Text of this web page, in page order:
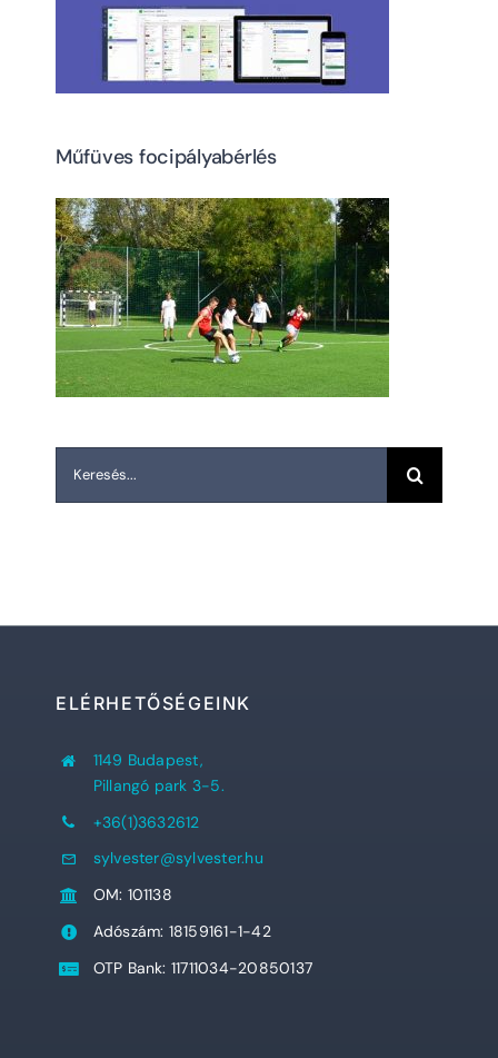
Műfüves focipályabérlés
ELÉRHETŐSÉGEINK
1149 Budapest,
Pillangó park 3-5.
+36(1)3632612
sylvester@sylvester.hu
OM: 101138
Adószám: 18159161-1-42
OTP Bank: 11711034-20850137